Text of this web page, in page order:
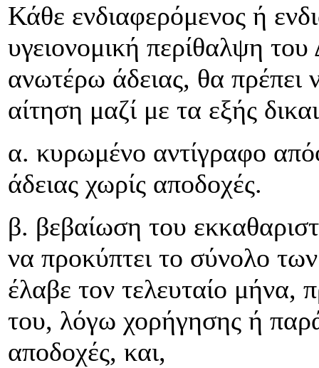
Κάθε ενδιαφερόμενος ή
υγειονομική περίθαλψη
ανωτέρω άδειας, θα πρέπει
αίτηση μαζί με τα εξής
α. κυρωμένο αντίγραφο
άδειας χωρίς αποδοχές.
β. βεβαίωση του
να προκύπτει το σύνολο
έλαβε τον τελευταίο μήνα,
του, λόγω χορήγησης ή
αποδοχές, και,